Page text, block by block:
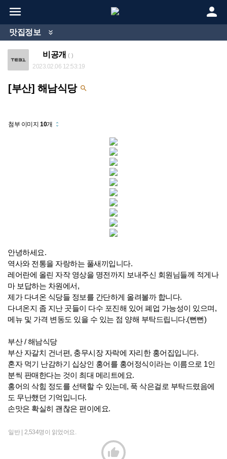
 
맛집정보 
비공개 ( )
2023.02.06 12:53:19
[부산] 해남식당 
첨부 이미지10개 unfold_more
안녕하세요.
역사와 전통을 자랑하는 풀새끼입니다.
레어란에 올린 자작 영상을 명전까지 보내주신 회원님들께 적게나
마 보답하는 차원에서,
제가 다녀온 식당들 정보를 간단하게 올려볼까 합니다.
다녀온지 좀 지난 곳들이 다수 포진해 있어 폐업 가능성이 있으며,
메뉴 및 가격 변동도 있을 수 있는 점 양해 부탁드립니다.(뻔뻔)
부산 / 해남식당
부산 자갈치 건너편, 충무시장 자락에 자리한 홍어집입니다.
혼자 먹기 난감하기 십상인 홍어를 홍어정식이라는 이름으로 1인
분씩 판매한다는 것이 최대 메리트에요.
홍어의 삭힘 정도를 선택할 수 있는데, 푹 삭은걸로 부탁드렸음에
도 무난했던 기억입니다.
손맛은 확실히 괜찮은 편이에요.
일반 | 2,534명이 읽었어요.
